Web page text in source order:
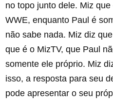
no topo junto dele. Miz
WWE, enquanto Paul é
não sabe nada. Miz diz
que é o MizTV, que Paul
somente ele próprio. Miz
isso, a resposta para seu
pode apresentar o seu